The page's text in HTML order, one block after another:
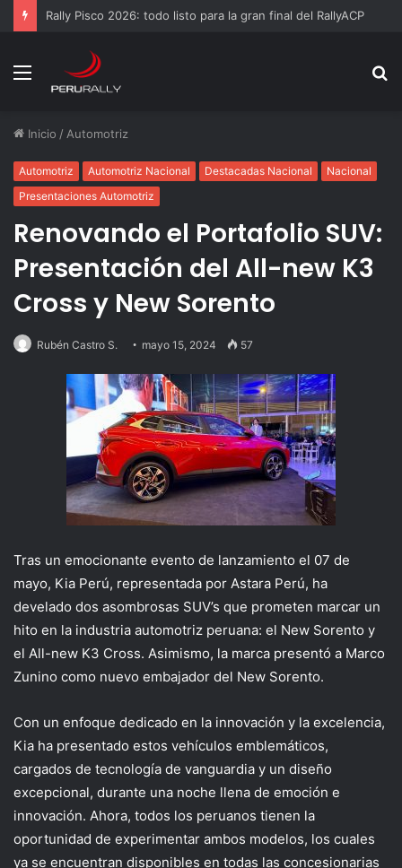
Rally Pisco 2026: todo listo para la gran final del RallyACP
Menú
Inicio / Automotriz
Automotriz Automotriz Nacional Destacadas Nacional
Nacional
Presentaciones Automotriz
Renovando el Portafolio SUV:
Presentación del All-new K3
Cross y New Sorento
Rubén Castro S. mayo 15, 2024 57
Tras un emocionante evento de lanzamiento el 07 de
mayo, Kia Perú, representada por Astara Perú, ha
develado dos asombrosas SUV’s que prometen marcar un
hito en la industria automotriz peruana: el New Sorento y
el All-new K3 Cross. Asimismo, la marca presentó a Marco
Zunino como nuevo embajador del New Sorento.
Con un enfoque dedicado en la innovación y la excelencia,
Kia ha presentado estos vehículos emblemáticos,
cargados de tecnología de vanguardia y un diseño
excepcional, durante una noche llena de emoción e
innovación. Ahora, todos los peruanos tienen la
oportunidad de experimentar ambos modelos, los cuales
ya se encuentran disponibles en todas las concesionarias